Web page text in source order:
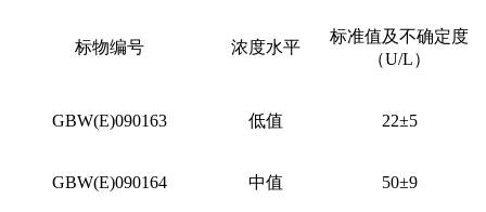
标物编号 浓度水平
标准值及不确定度
（U/L）
GBW(E)090163 低值 22±5
GBW(E)090164 中值 50±9